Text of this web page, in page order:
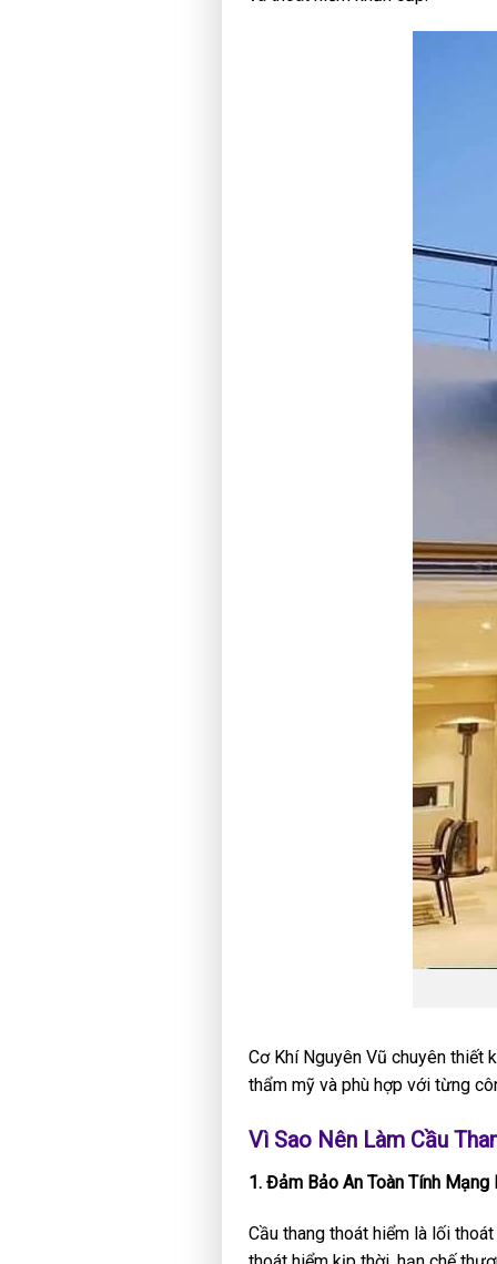
Cơ Khí Nguyên Vũ chuyên thiết
thẩm mỹ và phù hợp với từng
Vì Sao Nên Làm Cầu
1. Đảm Bảo An Toàn Tính Mạng
Cầu thang thoát hiểm là lối